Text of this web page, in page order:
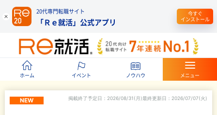
20代専門転職サイト
「Ｒｅ就活」公式アプリ
今すぐ
インストール
ホーム イベント ノウハウ メニュー
NEW 最終更新日 2026/07/07(火)
掲載終了予定日 2026/08/31(月)